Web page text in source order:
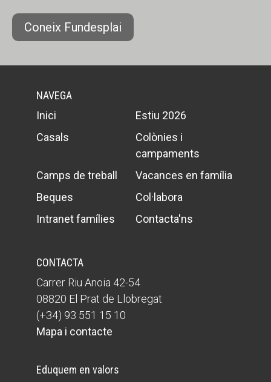
Coneix Fundesplai
NAVEGA
Inici
Estiu 2026
Casals
Colònies i
campaments
Camps de treball
Vacances en família
Beques
Col·labora
Intranet famílies
Contacta'ns
CONTACTA
Carrer Riu Anoia 42-54
08820 El Prat de Llobregat
(+34) 93 551 15 10
Mapa i contacte
Eduquem en valors